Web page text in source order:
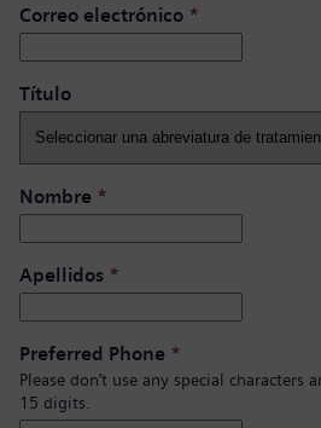
Correo electrónico *
Título ​
Nombre *
Apellidos *
Preferred Phone *
Please don’t use any special
15 digits.